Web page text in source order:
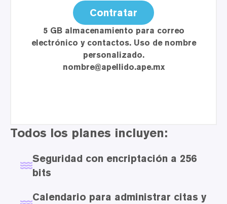
Contratar
5 GB almacenamiento para correo
electrónico y contactos. Uso de nombre
personalizado.
nombre@apellido.ape.mx
Todos los planes incluyen:
Seguridad con encriptación a 256
bits
Calendario para administrar citas y